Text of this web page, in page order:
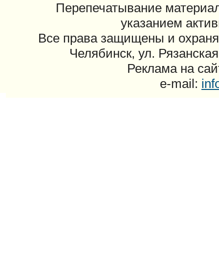
Перепечатывание
указанием
Все права защищены и
Челябинск, ул.
Реклама на
e-mail: